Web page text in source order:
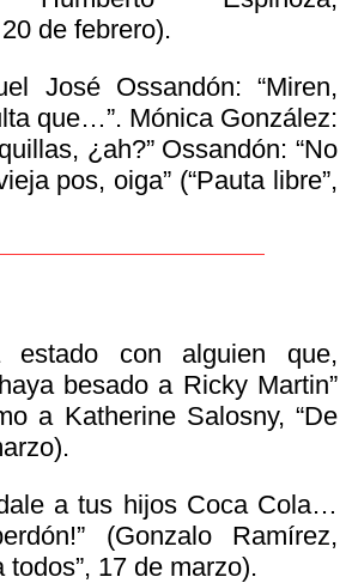
de febrero).
José Ossandón: “Miren,
que…”. Mónica González:
¿ah?” Ossandón: “No
pos, oiga” (“Pauta libre”,
estado con alguien que,
besado a Ricky Martin”
a Katherine Salosny, “De
a tus hijos Coca Cola…
(Gonzalo Ramírez,
todos”, 17 de marzo).